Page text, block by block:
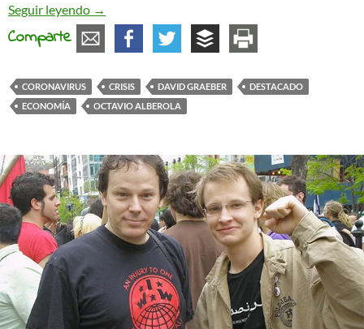
Seguir leyendo ¿Y si decidimos no ser cómplices?
→
Comparte
CORONAVIRUS CRISIS DAVID GRAEBER
DESTACADO
ECONOMÍA
OCTAVIO ALBEROLA